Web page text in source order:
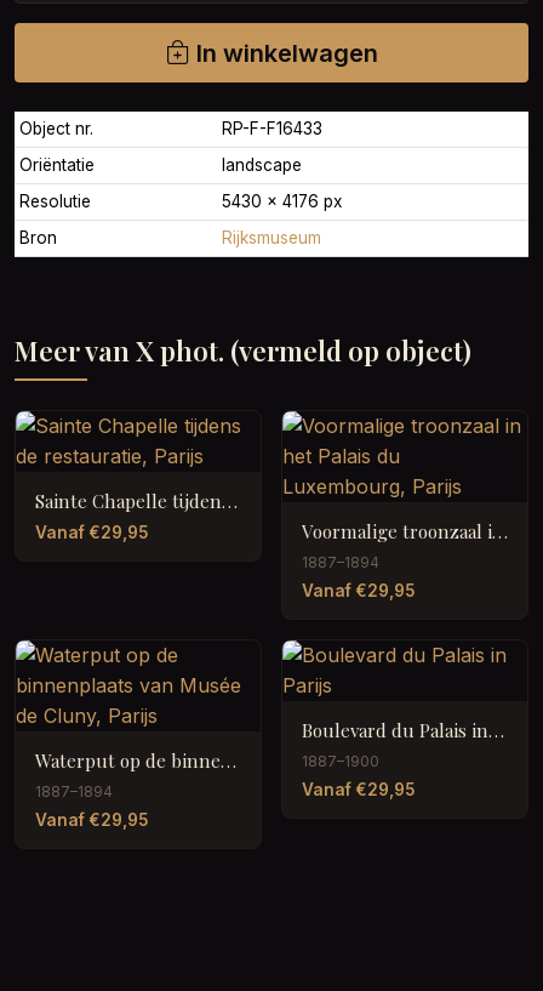
In winkelwagen
Object nr.
RP-F-F16433
Oriëntatie
landscape
Resolutie
5430 × 4176 px
Bron
Rijksmuseum
Meer van X phot. (vermeld op object)
Sainte Chapelle tijdens de restauratie, Parijs
Vanaf €29,95 Voormalige troonzaal in het Palais du Luxembourg, Parijs
1887–1894
Vanaf €29,95
Waterput op de binnenplaats van Musée de Cluny, Parijs
1887–1894
Vanaf €29,95
Boulevard du Palais in Parijs
1887–1900
Vanaf €29,95